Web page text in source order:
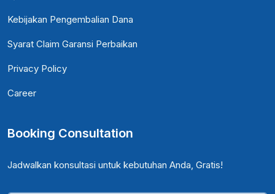
Kebijakan Pengembalian Dana
Syarat Claim Garansi Perbaikan
Privacy Policy
Career
Booking Consultation
Jadwalkan konsultasi untuk kebutuhan Anda, Gratis!